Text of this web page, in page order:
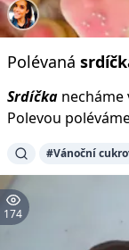
Polévaná
Srdíčka necháme
Polevou
#Vánoční
174